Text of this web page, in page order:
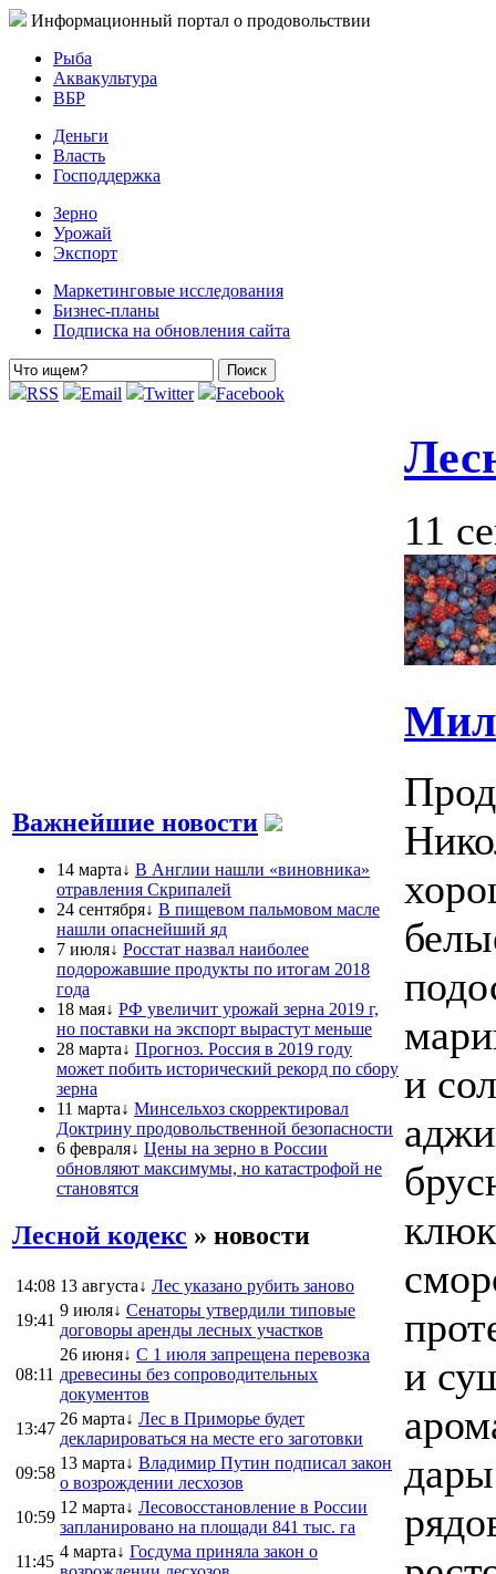
Информационный портал о продовольствии
Рыба
Аквакультура
ВБР
Деньги
Власть
Господдержка
Зерно
Урожай
Экспорт
Маркетинговые исследования
Бизнес-планы
Подписка на обновления сайта
RSS Email Twitter Facebook
Важнейшие новости
14 марта↓ В Англии нашли «виновника»
отравления Скрипалей
24 сентября↓ В пищевом пальмовом масле
нашли опаснейший яд
7 июля↓ Росстат назвал наиболее
подорожавшие продукты по итогам 2018
года
18 мая↓ РФ увеличит урожай зерна 2019 г,
но поставки на экспорт вырастут меньше
28 марта↓ Прогноз. Россия в 2019 году
может побить исторический рекорд по сбору
зерна
11 марта↓ Минсельхоз скорректировал
Доктрину продовольственной безопасности
6 февраля↓ Цены на зерно в России
обновляют максимумы, но катастрофой не
становятся
Лесной кодекс » новости
14:08 13 августа↓ Лес указано рубить заново
19:41
9 июля↓ Сенаторы утвердили типовые
договоры аренды лесных участков
08:11
26 июня↓ С 1 июля запрещена перевозка
древесины без сопроводительных
документов
13:47
26 марта↓ Лес в Приморье будет
декларироваться на месте его заготовки
09:58
13 марта↓ Владимир Путин подписал закон
о возрождении лесхозов
10:59
12 марта↓ Лесовосстановление в России
запланировано на площади 841 тыс. га
11:45
4 марта↓ Госдума приняла закон о
11
и
и